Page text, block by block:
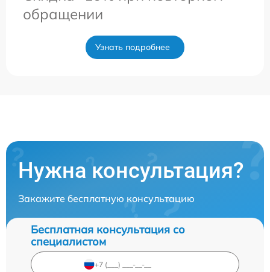
обращении
Узнать подробнее
Нужна консультация?
Закажите бесплатную консультацию
Бесплатная консультация со
специалистом